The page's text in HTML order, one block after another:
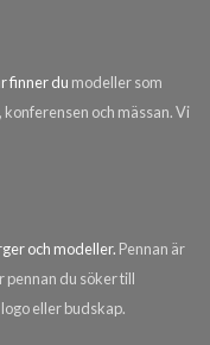
finner du modeller som
och mässan. Vi
och modeller. Pennan är
du söker till
eller budskap.